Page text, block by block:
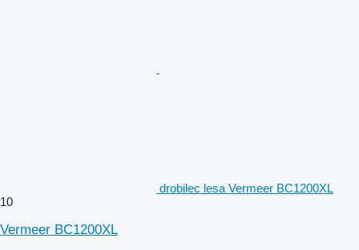
drobilec lesa Vermeer BC1200XL
10
Vermeer BC1200XL